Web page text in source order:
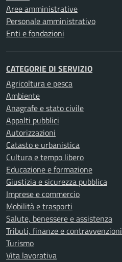
Aree amministrative
Personale amministrativo
Enti e fondazioni
CATEGORIE DI SERVIZIO
Agricoltura e pesca
Ambiente
Anagrafe e stato civile
Appalti pubblici
Autorizzazioni
Catasto e urbanistica
Cultura e tempo libero
Educazione e formazione
Giustizia e sicurezza pubblica
Imprese e commercio
Mobilità e trasporti
Salute, benessere e assistenza
Tributi, finanze e contravvenzioni
Turismo
Vita lavorativa